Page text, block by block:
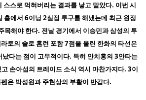
스스로 먹혀버리는 결과를 낳고 말았다. 이번 시
홈에서 6이닝 2실점 투구를 해냈는데 최근 원정
목해야 한다. 전날 경기에서 이승민과 삼성의 투
토의 솔로 홈런 포함 7점을 올린 한화의 타선은
다는 점이 고무적이다. 특히 안치홍의 3안타는
손아섭의 트레이드 소식 역시 마찬가지다. 3이
은 박성원과 주현상의 부활이 반갑다.